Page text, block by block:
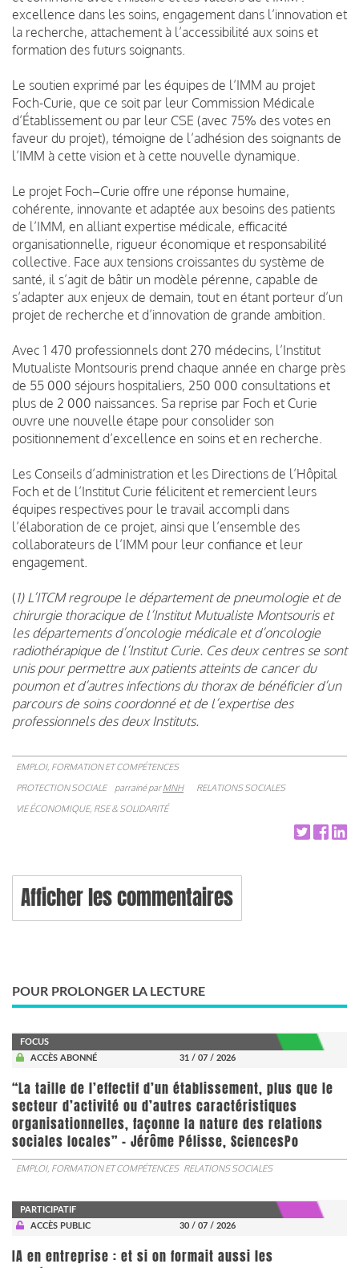
excellence dans les soins, engagement dans l’innovation et
la recherche, attachement à l’accessibilité aux soins et
formation des futurs soignants.
Le soutien exprimé par les équipes de l’IMM au projet
Foch-Curie, que ce soit par leur Commission Médicale
d’Établissement ou par leur CSE (avec 75% des votes en
faveur du projet), témoigne de l’adhésion des soignants de
l’IMM à cette vision et à cette nouvelle dynamique.
Le projet Foch–Curie offre une réponse humaine,
cohérente, innovante et adaptée aux besoins des patients
de l’IMM, en alliant expertise médicale, efficacité
organisationnelle, rigueur économique et responsabilité
collective. Face aux tensions croissantes du système de
santé, il s’agit de bâtir un modèle pérenne, capable de
s’adapter aux enjeux de demain, tout en étant porteur d’un
projet de recherche et d’innovation de grande ambition.
Avec 1 470 professionnels dont 270 médecins, l’Institut
Mutualiste Montsouris prend chaque année en charge près
de 55 000 séjours hospitaliers, 250 000 consultations et
plus de 2 000 naissances. Sa reprise par Foch et Curie
ouvre une nouvelle étape pour consolider son
positionnement d’excellence en soins et en recherche.
Les Conseils d’administration et les Directions de l’Hôpital
Foch et de l’Institut Curie félicitent et remercient leurs
équipes respectives pour le travail accompli dans
l’élaboration de ce projet, ainsi que l’ensemble des
collaborateurs de l’IMM pour leur confiance et leur
engagement.
(1) L’ITCM regroupe le département de pneumologie et de
chirurgie thoracique de l’Institut Mutualiste Montsouris et
les départements d’oncologie médicale et d’oncologie
radiothérapique de l’Institut Curie. Ces deux centres se sont
unis pour permettre aux patients atteints de cancer du
poumon et d’autres infections du thorax de bénéficier d’un
parcours de soins coordonné et de l’expertise des
professionnels des deux Instituts.
EMPLOI, FORMATION ET COMPÉTENCES
PROTECTION SOCIALE
parrainé parMNH
RELATIONS SOCIALES
VIE ÉCONOMIQUE, RSE & SOLIDARITÉ
Afficher les commentaires
POUR PROLONGER LA LECTURE
FOCUS
ACCÈS ABONNÉ
31 / 07 / 2026
“La taille de l’effectif d’un établissement, plus que le
secteur d’activité ou d’autres caractéristiques
organisationnelles, façonne la nature des relations
sociales locales” - Jérôme Pélisse, SciencesPo
EMPLOI, FORMATION ET COMPÉTENCES RELATIONS SOCIALES
PARTICIPATIF
ACCÈS PUBLIC
30 / 07 / 2026
IA en entreprise : et si on formait aussi les